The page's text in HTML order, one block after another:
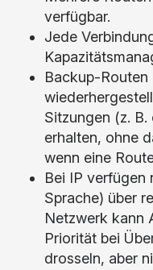
verfügbar.
Jede
Backup-Routen
Sitzungen (z. B.
erhalten, ohne
wenn eine
Bei IP verfügen
Sprache) über
Netzwerk kann
Priorität bei
drosseln, aber